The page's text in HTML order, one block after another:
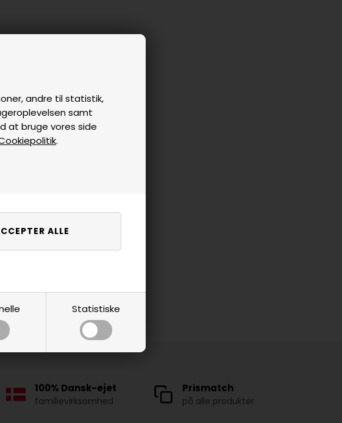
andre til statistik,
samt
at bruge vores side
.
Statistiske
100% Dansk-ejet
familievirksomhed
Prismatch
på alle produkter